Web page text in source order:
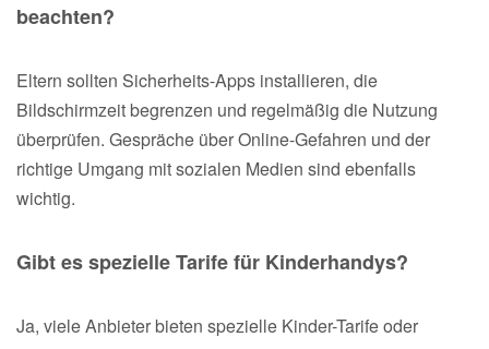
beachten?
Eltern sollten Sicherheits-Apps installieren, die
Bildschirmzeit begrenzen und regelmäßig die Nutzung
überprüfen. Gespräche über Online-Gefahren und der
richtige Umgang mit sozialen Medien sind ebenfalls
wichtig.
Gibt es spezielle Tarife für Kinderhandys?
Ja, viele Anbieter bieten spezielle Kinder-Tarife oder